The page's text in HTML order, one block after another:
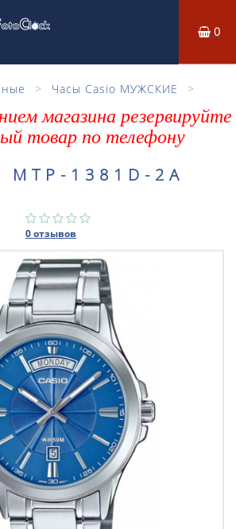
0
Часы Casio МУЖСКИЕ
магазина резервируйте
товар по телефону
MTP-1381D-2A
0 отзывов